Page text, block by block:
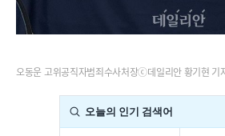
오동운 고위공직자범죄수사처장ⓒ데일리안 황기현 기